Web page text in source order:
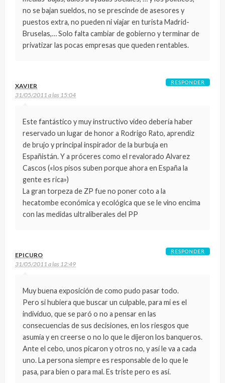
no se bajan sueldos, no se prescinde de asesores y
puestos extra, no pueden ni viajar en turista Madrid-
Bruselas,… Solo falta cambiar de gobierno y terminar de
privatizar las pocas empresas que queden rentables.
XAVIER
31/05/2011 a las 15:04
Este fantástico y muy instructivo video debería haber
reservado un lugar de honor a Rodrigo Rato, aprendiz
de brujo y principal inspirador de la burbuja en
Españistán. Y a próceres como el revalorado Alvarez
Cascos («los pisos suben porque ahora en España la
gente es rica»)
La gran torpeza de ZP fue no poner coto a la
hecatombe económica y ecológica que se le vino encima
con las medidas ultraliberales del PP
RESPONDER
EPICURO
31/05/2011 a las 12:49
Muy buena exposición de como pudo pasar todo.
Pero si hubiera que buscar un culpable, para mi es el
individuo, que se paró o no a pensar en las
consecuencias de sus decisiones, en los riesgos que
asumía y en creerse o no lo que le dijeron los banqueros.
Ante el cebo, unos picaron y otros no, y así le va a cada
uno. La persona siempre es responsable de lo que le
pasa, para bien o para mal. Es triste pero es así.
RESPONDER